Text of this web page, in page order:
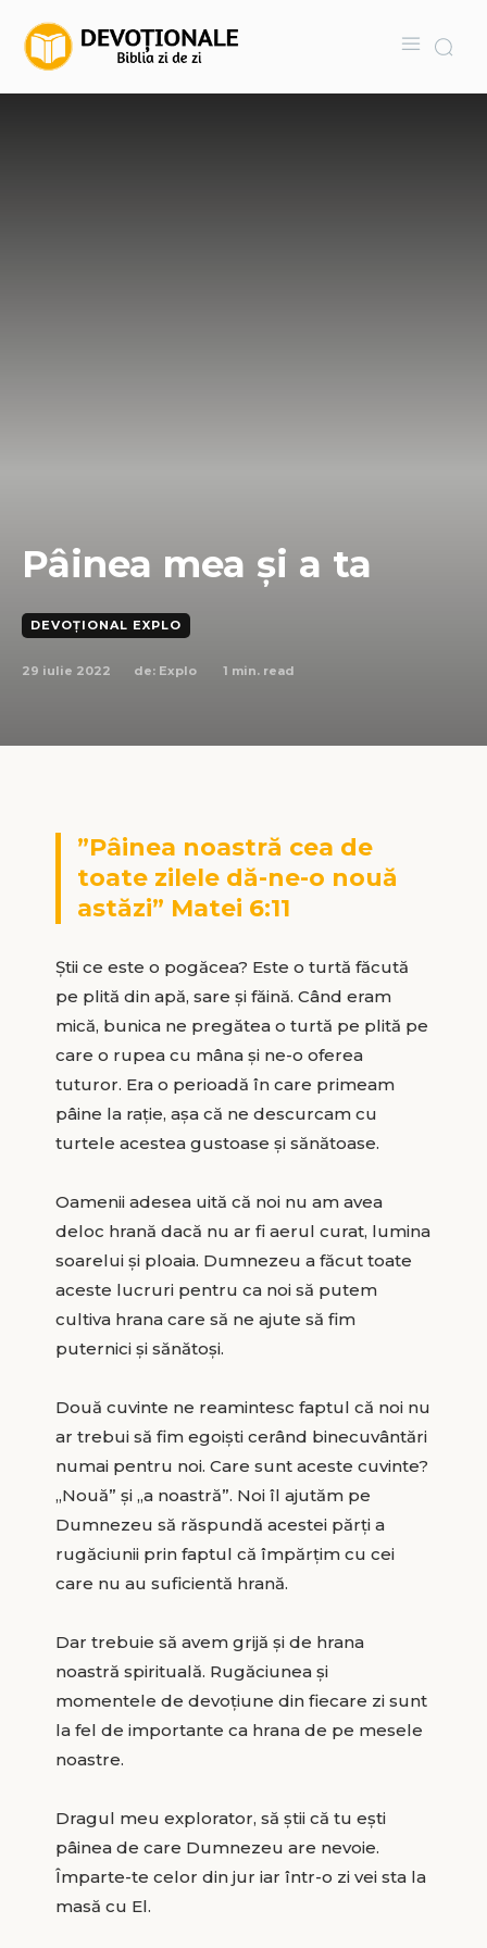
Pâinea mea și a ta
DEVOȚIONAL EXPLO
29 iulie 2022 de: Explo 1 min. read
”Pâinea noastră cea de
toate zilele dă-ne-o nouă
astăzi” Matei 6:11
Știi ce este o pogăcea? Este o turtă făcută
pe plită din apă, sare și făină. Când eram
mică, bunica ne pregătea o turtă pe plită pe
care o rupea cu mâna și ne-o oferea
tuturor. Era o perioadă în care primeam
pâine la rație, așa că ne descurcam cu
turtele acestea gustoase și sănătoase.
Oamenii adesea uită că noi nu am avea
deloc hrană dacă nu ar fi aerul curat, lumina
soarelui și ploaia. Dumnezeu a făcut toate
aceste lucruri pentru ca noi să putem
cultiva hrana care să ne ajute să fim
puternici și sănătoși.
Două cuvinte ne reamintesc faptul că noi nu
ar trebui să fim egoiști cerând binecuvântări
numai pentru noi. Care sunt aceste cuvinte?
„Nouă” și „a noastră”. Noi îl ajutăm pe
Dumnezeu să răspundă acestei părți a
rugăciunii prin faptul că împărțim cu cei
care nu au suficientă hrană.
Dar trebuie să avem grijă și de hrana
noastră spirituală. Rugăciunea și
momentele de devoțiune din fiecare zi sunt
la fel de importante ca hrana de pe mesele
noastre.
Dragul meu explorator, să știi că tu ești
pâinea de care Dumnezeu are nevoie.
Împarte-te celor din jur iar într-o zi vei sta la
masă cu El.